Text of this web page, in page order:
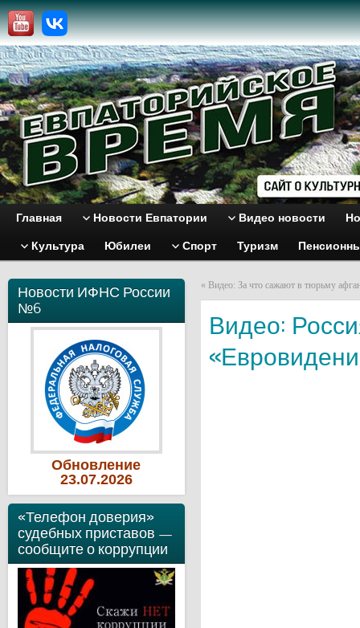
Главная Новости Евпатории Видео новости
Культура Юбилеи Спорт Туризм
Новости ИФНС России
№6
Обновление
23.07.2026
«Телефон доверия»
судебных приставов —
сообщите о коррупции
« Видео: За что сажают в тюрьму
Видео: